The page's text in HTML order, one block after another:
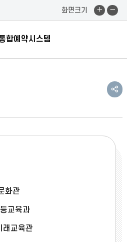
화면크기
화
면
화
면
합예약시스템
공
유
기
화관
교육과
래교육관